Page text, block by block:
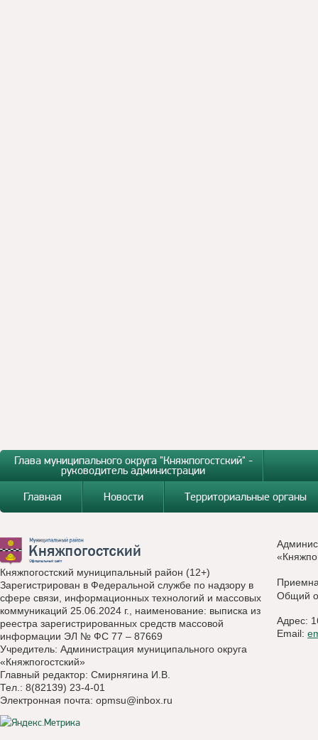
Глава муниципального округа "Княжпогостский" -
руководитель администрации
Главная
Новости Территориальные органы
Княжпогостский муниципальный район (12+)
Зарегистрирован в Федеральной службе по надзору в
сфере связи, информационных технологий и массовых
коммуникаций 25.06.2024 г., наименование: выписка из
реестра зарегистрированных средств массовой
информации ЭЛ № ФС 77 – 87669
Учредитель: Администрация муниципального округа
«Княжпогостский»
Главный редактор: Смирнягина И.В.
Тел.: 8(82139) 23-4-01
Электронная почта: opmsu@inbox.ru
Общий
Адрес:
Email: